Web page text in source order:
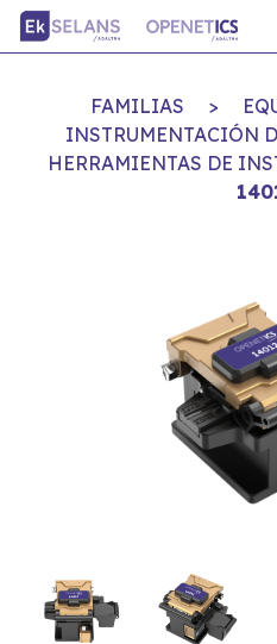
FAMILIAS >
INSTRUMENTACIÓN
HERRAMIENTAS DE